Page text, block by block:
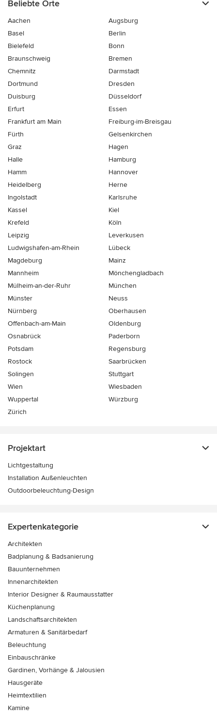
Beliebte Orte
Aachen
Augsburg
Basel
Berlin
Bielefeld
Bonn
Braunschweig
Bremen
Chemnitz
Darmstadt
Dortmund
Dresden
Duisburg
Düsseldorf
Erfurt
Essen
Frankfurt am Main
Freiburg-im-Breisgau
Fürth
Gelsenkirchen
Graz
Hagen
Halle
Hamburg
Hamm
Hannover
Heidelberg
Herne
Ingolstadt
Karlsruhe
Kassel
Kiel
Krefeld
Köln
Leipzig
Leverkusen
Ludwigshafen-am-Rhein
Lübeck
Magdeburg
Mainz
Mannheim
Mönchen­gladbach
Mülheim-an-der-Ruhr
München
Münster
Neuss
Nürnberg
Oberhausen
Offenbach-am-Main
Oldenburg
Osnabrück
Paderborn
Potsdam
Regensburg
Rostock
Saarbrücken
Solingen
Stuttgart
Wien
Wiesbaden
Wuppertal
Würzburg
Zürich
Projektart
Lichtgestaltung
Installation Außenleuchten
Outdoorbeleuchtung-Design
Expertenkategorie
Architekten
Badplanung & Badsanierung
Bauunternehmen
Innenarchitekten
Interior Designer & Raumausstatter
Küchenplanung
Landschaftsarchitekten
Armaturen & Sanitärbedarf
Beleuchtung
Einbauschränke
Gardinen, Vorhänge & Jalousien
Hausgeräte
Heimtextilien
Kamine